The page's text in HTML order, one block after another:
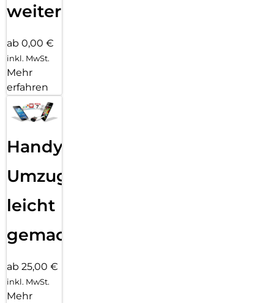
weiter
ab 0,00 €
inkl. MwSt.
Mehr
erfahren
Handy
Umzug
leicht
gemacht!
ab 25,00 €
inkl. MwSt.
Mehr